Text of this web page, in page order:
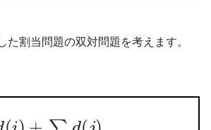
た割当問題の双対問題を考えます。